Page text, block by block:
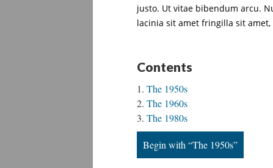
justo. Ut vitae bibendum arcu.
lacinia sit amet fringilla sit amet,
Contents
The 1950s
The 1960s
The 1980s
Begin with “The 1950s”